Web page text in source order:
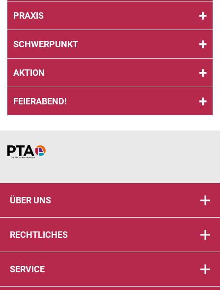
PRAXIS
SCHWERPUNKT
AKTION
FEIERABEND!
Home
ÜBER UNS
RECHTLICHES
SERVICE